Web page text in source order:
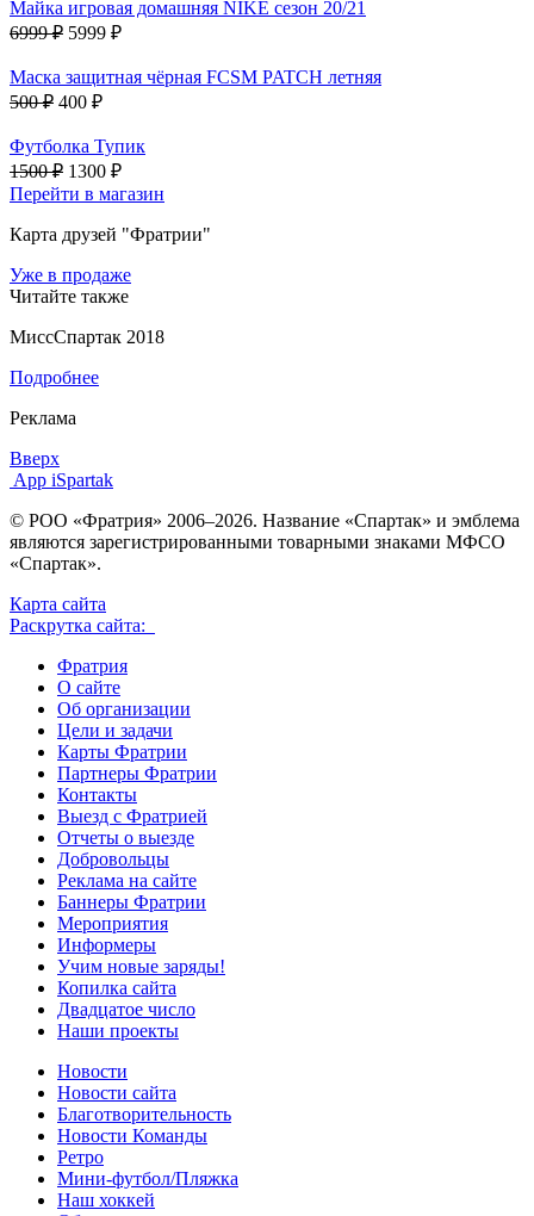
Майка игровая домашняя NIKE сезон 20/21
6999 ₽ 5999 ₽
Маска защитная чёрная FCSM PATCH летняя
500 ₽ 400 ₽
Футболка Тупик
1500 ₽ 1300 ₽
Перейти в магазин
Карта друзей "Фратрии"
Уже в продаже
Читайте также
МиссСпартак 2018
Подробнее
Реклама
Вверх
App iSpartak
© РОО «Фратрия» 2006–2026. Название «Спартак» и эмблема
являются зарегистрированными товарными знаками МФСО
«Спартак».
Карта сайта
Раскрутка сайта:
Фратрия
О сайте
Об организации
Цели и задачи
Карты Фратрии
Партнеры Фратрии
Контакты
Выезд с Фратрией
Отчеты о выезде
Добровольцы
Реклама на сайте
Баннеры Фратрии
Мероприятия
Информеры
Учим новые заряды!
Копилка сайта
Двадцатое число
Наши проекты
Новости
Новости сайта
Благотворительность
Новости Команды
Ретро
Мини-футбол/Пляжка
Наш хоккей